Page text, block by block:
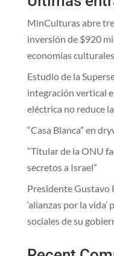
MinCulturas abre
inversión de $920
economías
Estudio de la
integración vertical
eléctrica no reduce
“Casa Blanca” en
“Titular de la ONU
secretos a Israel”
Presidente Gustavo
‘alianzas por la
sociales de su